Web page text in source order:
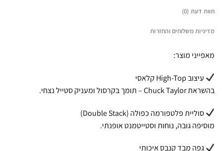
חוות דעת (0)
מדיניות משלוחים והחזרות
מאפייני מוצר:
עיצוב High-Top קלאסי
בהשראת Chuck Taylor – תומך בקרסול ומעניק סטייל נצחי.
סוליית פלטפורמה כפולה (Double Stack)
מוסיפה גובה, נוחות וסטייטמנט אופנתי.
גפה מבד קנבס איכותי